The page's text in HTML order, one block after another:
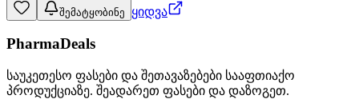
შემატყობინე ყიდვა
PharmaDeals
საუკეთესო ფასები და შეთავაზებები სააფთიაქო
პროდუქციაზე. შეადარეთ ფასები და დაზოგეთ.